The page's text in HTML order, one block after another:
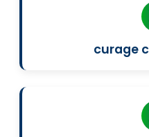
curage